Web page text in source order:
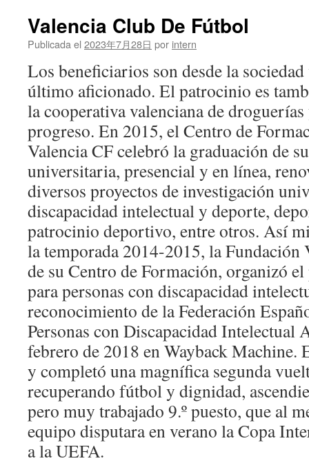
Valencia Club De Fútbol
Publicada el 2023年7月28日 por intern
Los beneficiarios son desde la
último aficionado. El patrocinio es
la cooperativa valenciana de
progreso. En 2015, el Centro de
Valencia CF celebró la graduación de
universitaria, presencial y en línea,
diversos proyectos de investigación
discapacidad intelectual y deporte,
patrocinio deportivo, entre otros. Así
la temporada 2014-2015, la Fundación
de su Centro de Formación, organizó
para personas con discapacidad
reconocimiento de la Federación
Personas con Discapacidad Intelectual
febrero de 2018 en Wayback Machine.
y completó una magnífica segunda
recuperando fútbol y dignidad,
pero muy trabajado 9.º puesto, que al
equipo disputara en verano la Copa
a la UEFA.